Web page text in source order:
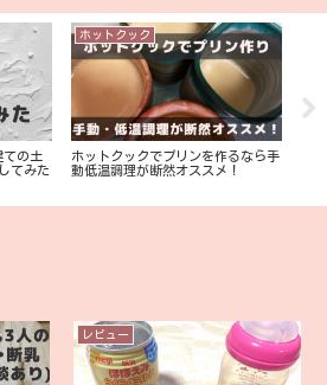
ての土
てみた
ホットクック
ホットクックでプリンを作るなら手
動低温調理が断然オススメ！
レビュー